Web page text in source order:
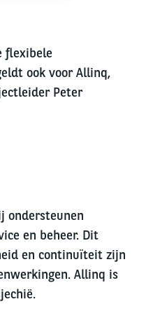
flexibele
ook voor Allinq,
Peter
ondersteunen
en beheer. Dit
en continuïteit zijn
Allinq is